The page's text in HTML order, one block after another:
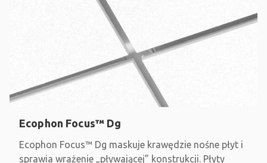
Ecophon Focus™ Dg
Ecophon Focus™ Dg maskuje krawędzie nośne płyt i
sprawia wrażenie „pływającej” konstrukcji. Płyty